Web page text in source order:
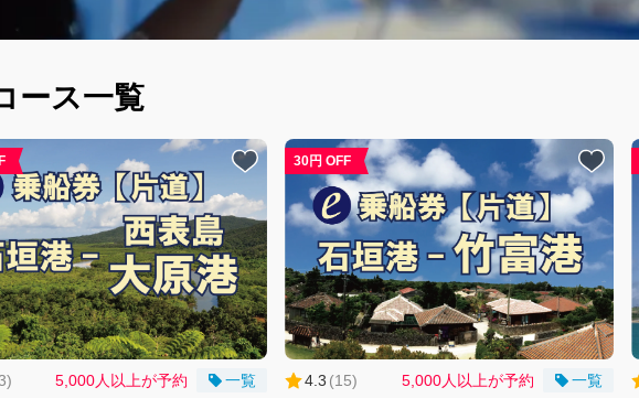
ース一覧
) 5,000人以上が予約 一覧
30円 OFF
4.3 (15) 5,000人以上が予約 一覧